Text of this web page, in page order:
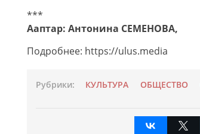
***
Ааптар: Антонина СЕМЕНОВА,
Подробнее: https://ulus.media
Рубрики: КУЛЬТУРА ОБЩЕСТВО